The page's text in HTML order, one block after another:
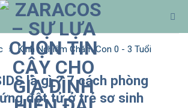
» Kinh Nghiệm Chăm Con 0 - 3 Tuổi
là gì ? 7 cách phòng
đột tử ở trẻ sơ sinh